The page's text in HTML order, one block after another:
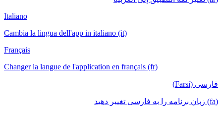
Italiano
Cambia la lingua dell'app in italiano (it)
Français
Changer la langue de l'application en français (fr)
فارسی (Farsi)
(fa) زبان برنامه را به فارسی تغییر دهید